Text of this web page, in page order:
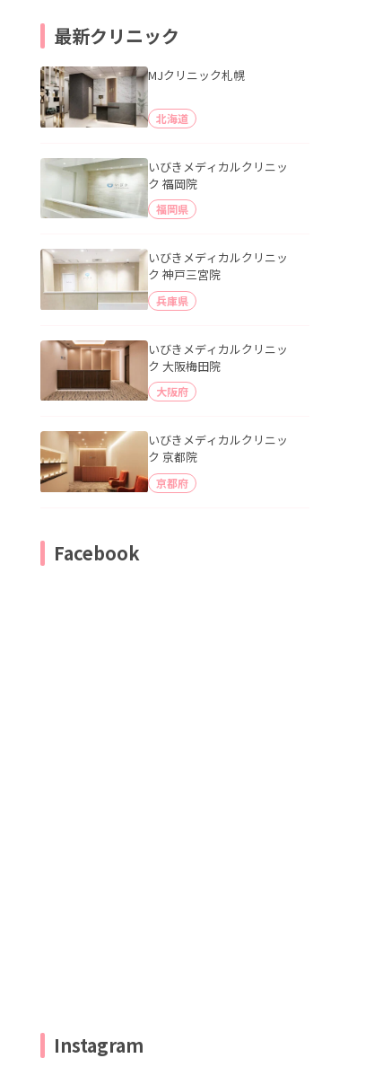
最新クリニック
MJクリニック札幌
北海道
いびきメディカルクリニッ
ク 福岡院
福岡県
いびきメディカルクリニッ
ク 神戸三宮院
兵庫県
いびきメディカルクリニッ
ク 大阪梅田院
大阪府
いびきメディカルクリニッ
ク 京都院
京都府
Facebook
Instagram